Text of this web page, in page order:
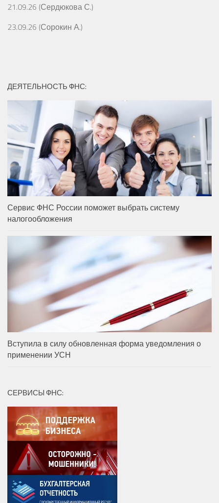
21.09.26 (Сердюкова С.)
23.09.26 (Сорокин А.)
ДЕЯТЕЛЬНОСТЬ ФНС:
Сервис ФНС России поможет выбрать систему
налогообложения
Вступила в силу обновленная форма уведомления о
применении УСН
СЕРВИСЫ ФНС: